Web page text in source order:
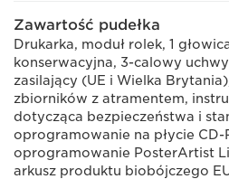
Zawartość pudełka
Drukarka, moduł rolek, 1
konserwacyjna, 3-calowy
zasilający (UE i Wielka
zbiorników z atramentem,
dotycząca bezpieczeństwa i
oprogramowanie na płycie
oprogramowanie PosterArtist
arkusz produktu biobójczego